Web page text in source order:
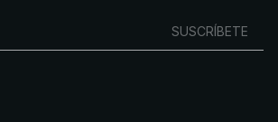
SUSCRÍBETE